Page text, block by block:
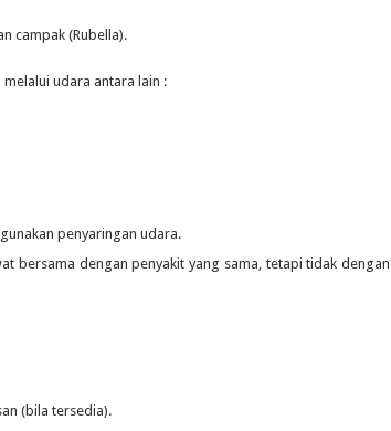
campak (Rubella).
udara antara lain :
penyaringan udara.
bersama dengan penyakit yang sama, tetapi tidak dengan
(bila tersedia).